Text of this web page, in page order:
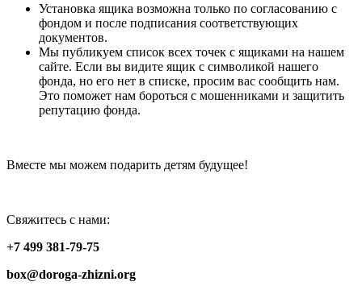
Установка ящика возможна только по согласованию с
фондом и после подписания соответствующих
документов.
Мы публикуем список всех точек с ящиками на нашем
сайте. Если вы видите ящик с символикой нашего
фонда, но его нет в списке, просим вас сообщить нам.
Это поможет нам бороться с мошенниками и защитить
репутацию фонда.
Вместе мы можем подарить детям будущее!
Свяжитесь с нами:
+7 499 381-79-75
box@doroga-zhizni.org